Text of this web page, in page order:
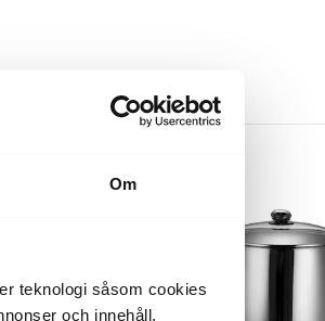
Om
teknologi såsom cookies
och innehåll,